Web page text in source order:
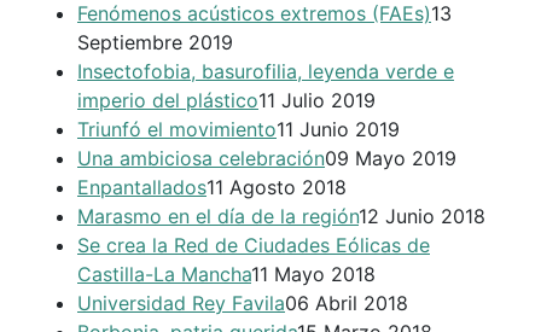
Fenómenos acústicos extremos (FAEs)13
Septiembre 2019
Insectofobia, basurofilia, leyenda verde e
imperio del plástico11 Julio 2019
Triunfó el movimiento11 Junio 2019
Una ambiciosa celebración09 Mayo 2019
Enpantallados11 Agosto 2018
Marasmo en el día de la región12 Junio 2018
Se crea la Red de Ciudades Eólicas de
Castilla-La Mancha11 Mayo 2018
Universidad Rey Favila06 Abril 2018